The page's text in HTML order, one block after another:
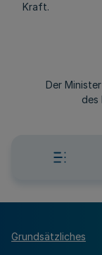
Kraft.
Der
des
Grundsätzliches